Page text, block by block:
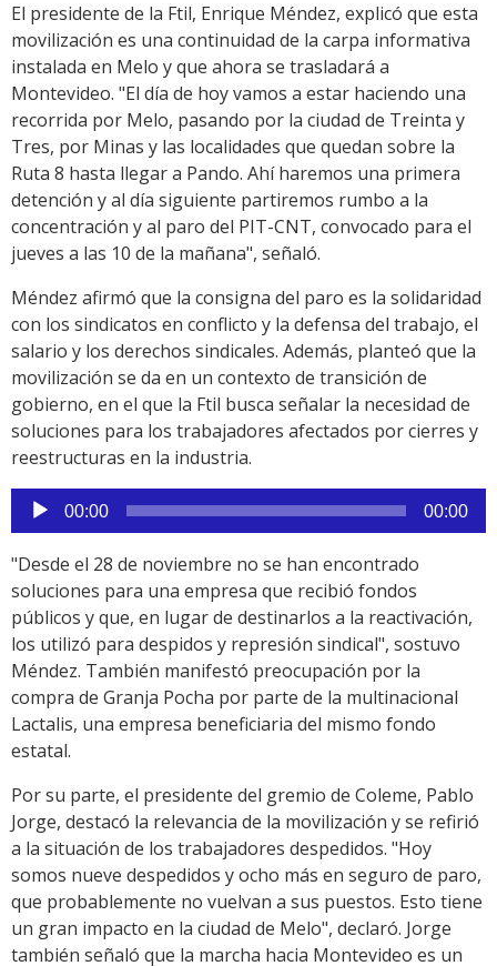
El presidente de la Ftil, Enrique Méndez, explicó que esta
movilización es una continuidad de la carpa informativa
instalada en Melo y que ahora se trasladará a
Montevideo. "El día de hoy vamos a estar haciendo una
recorrida por Melo, pasando por la ciudad de Treinta y
Tres, por Minas y las localidades que quedan sobre la
Ruta 8 hasta llegar a Pando. Ahí haremos una primera
detención y al día siguiente partiremos rumbo a la
concentración y al paro del PIT-CNT, convocado para el
jueves a las 10 de la mañana", señaló.
Méndez afirmó que la consigna del paro es la solidaridad
con los sindicatos en conflicto y la defensa del trabajo, el
salario y los derechos sindicales. Además, planteó que la
movilización se da en un contexto de transición de
gobierno, en el que la Ftil busca señalar la necesidad de
soluciones para los trabajadores afectados por cierres y
reestructuras en la industria.
Reproductor
de
audio
00:00 00:00
"Desde el 28 de noviembre no se han encontrado
soluciones para una empresa que recibió fondos
públicos y que, en lugar de destinarlos a la reactivación,
los utilizó para despidos y represión sindical", sostuvo
Méndez. También manifestó preocupación por la
compra de Granja Pocha por parte de la multinacional
Lactalis, una empresa beneficiaria del mismo fondo
estatal.
Por su parte, el presidente del gremio de Coleme, Pablo
Jorge, destacó la relevancia de la movilización y se refirió
a la situación de los trabajadores despedidos. "Hoy
somos nueve despedidos y ocho más en seguro de paro,
que probablemente no vuelvan a sus puestos. Esto tiene
un gran impacto en la ciudad de Melo", declaró. Jorge
también señaló que la marcha hacia Montevideo es un